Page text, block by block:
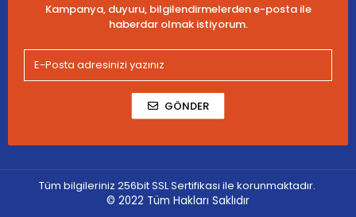
Kampanya, duyuru, bilgilendirmelerden e-posta ile
haberdar olmak istiyorum.
GÖNDER
Tüm bilgileriniz 256bit SSL Sertifikası ile korunmaktadır.
© 2022 Tüm Hakları Saklıdır